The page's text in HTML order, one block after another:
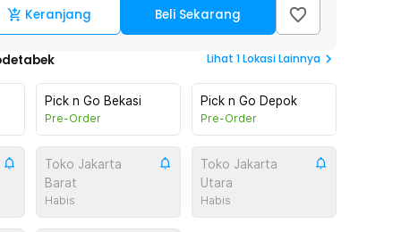
Keranjang Beli Sekarang
Lihat 1Lokasi Lainnya
Pick n Go Bekasi
Pre-Order
Pick n Go Depok
Pre-Order
Toko Jakarta
Barat
Habis
Toko Jakarta
Utara
Habis